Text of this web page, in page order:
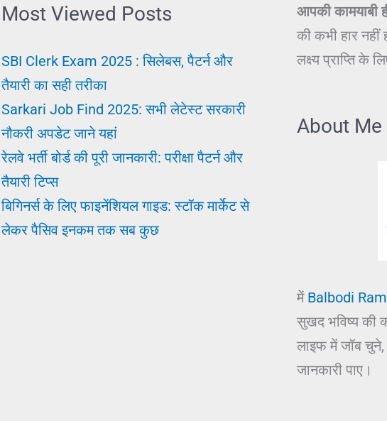
बढ़ने
रणनीति
Most Viewed Posts
SBI Clerk Exam 2025 : सिलेबस, पैटर्न और
तैयारी का सही तरीका
Sarkari Job Find 2025: सभी लेटेस्ट सरकारी
नौकरी अपडेट जाने यहां
रेलवे भर्ती बोर्ड की पूरी जानकारी: परीक्षा पैटर्न और
तैयारी टिप्स
बिगिनर्स के लिए फाइनेंशियल गाइड: स्टॉक मार्केट से
लेकर पैसिव इनकम तक सब कुछ
आपकी कामयाबी
की कभी हार
लक्ष्य प्राप्ति के
About Me
में Balbodi
सुखद भविष्य की
लाइफ में जॉब
जानकारी पाए।